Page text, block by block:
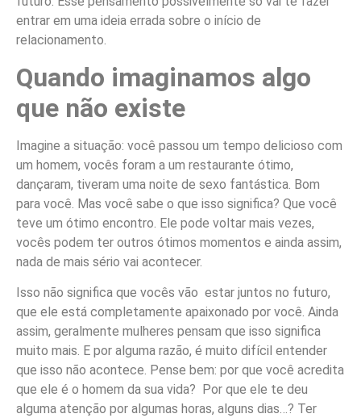
entrar em uma ideia errada sobre o início de
relacionamento.
Quando imaginamos algo
que não existe
Imagine a situação: você passou um tempo delicioso com
um homem, vocês foram a um restaurante ótimo,
dançaram, tiveram uma noite de sexo fantástica. Bom
para você. Mas você sabe o que isso significa? Que você
teve um ótimo encontro. Ele pode voltar mais vezes,
vocês podem ter outros ótimos momentos e ainda assim,
nada de mais sério vai acontecer.
Isso não significa que vocês vão estar juntos no futuro,
que ele está completamente apaixonado por você. Ainda
assim, geralmente mulheres pensam que isso significa
muito mais. E por alguma razão, é muito difícil entender
que isso não acontece. Pense bem: por que você acredita
que ele é o homem da sua vida? Por que ele te deu
alguma atenção por algumas horas, alguns dias…? Ter